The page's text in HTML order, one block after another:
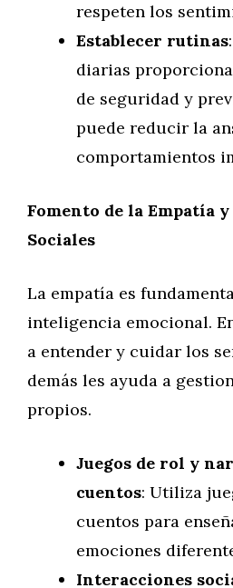
respeten los
Establecer rutinas
diarias
de seguridad y
puede reducir la
comportamientos
Fomento de la Empatía
Sociales
La empatía es
inteligencia emocional.
a entender y cuidar los
demás les ayuda a
propios.
Juegos de rol y
cuentos: Utiliza
cuentos para
emociones
Interacciones